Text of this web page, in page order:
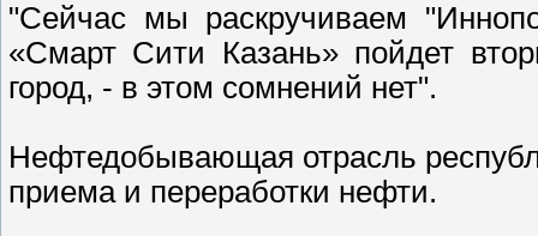
"Сейчас мы раскручиваем
«Смарт Сити Казань» пойдет
город, - в этом сомнений нет".
Нефтедобывающая отрасль
приема и переработки нефти.